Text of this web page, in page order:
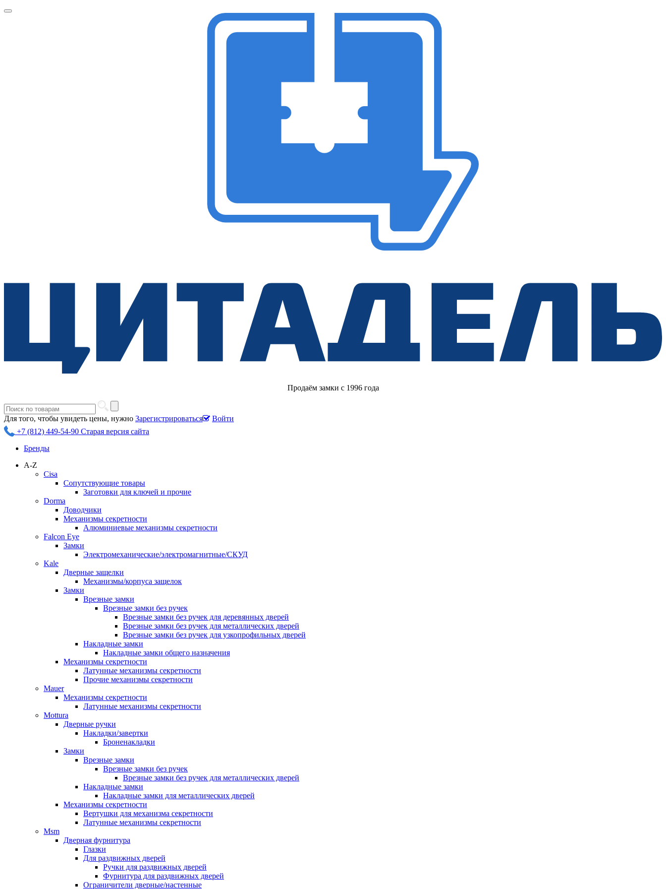
Продаём замки с 1996 года
Для того, чтобы увидеть цены, нужно Зарегистрироваться
Войти
+7 (812) 449-54-90 Старая версия сайта
Бренды
A-Z
Cisa
Сопутствующие товары
Заготовки для ключей и прочие
Dorma
Доводчики
Механизмы секретности
Алюминиевые механизмы секретности
Falcon Eye
Замки
Электромеханические/электромагнитные/СКУД
Kale
Дверные защелки
Механизмы/корпуса защелок
Замки
Врезные замки
Врезные замки без ручек
Врезные замки без ручек для деревянных дверей
Врезные замки без ручек для металлических дверей
Врезные замки без ручек для узкопрофильных дверей
Накладные замки
Накладные замки общего назначения
Механизмы секретности
Латунные механизмы секретности
Прочие механизмы секретности
Mauer
Механизмы секретности
Латунные механизмы секретности
Mottura
Дверные ручки
Накладки/завертки
Броненакладки
Замки
Врезные замки
Врезные замки без ручек
Врезные замки без ручек для металлических дверей
Накладные замки
Накладные замки для металлических дверей
Механизмы секретности
Вертушки для механизма секретности
Латунные механизмы секретности
Msm
Дверная фурнитура
Глазки
Для раздвижных дверей
Ручки для раздвижных дверей
Фурнитура для раздвижных дверей
Ограничители дверные/настенные